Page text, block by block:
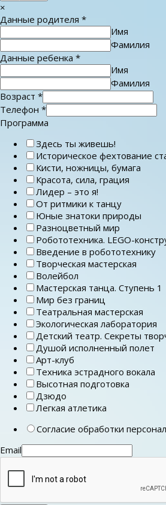
×
Данные родителя *
Имя
Фамилия
Данные ребенка *
Имя
Фамилия
Возраст *
Телефон *
Программа
Здесь ты живешь!
Историческое фехтование
Кисти, ножницы, бумага
Красота, сила, грация
Лидер – это я!
От ритмики к танцу
Юные знатоки природы
Разноцветный мир
Робототехника. LEGO-
Введение в робототехнику
Творческая мастерская
Волейбол
Мастерская танца. Ступень 1
Мир без границ
Театральная мастерская
Экологическая лаборатория
Детский театр. Секреты
Душой исполненный полет
Арт-клуб
Техника эстрадного вокала
Высотная подготовка
Дзюдо
Легкая атлетика
Согласие обработки
Email